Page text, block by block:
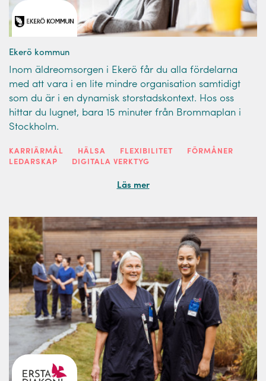
Ekerö kommun
Inom äldreomsorgen i Ekerö får du alla fördelarna
med att vara i en lite mindre organisation samtidigt
som du är i en dynamisk storstadskontext. Hos oss
hittar du lugnet, bara 15 minuter från Brommaplan i
Stockholm.
KARRIÄRMÅL HÄLSA FLEXIBILITET
FÖRMÅNER
LEDARSKAP
DIGITALA VERKTYG
Läs mer